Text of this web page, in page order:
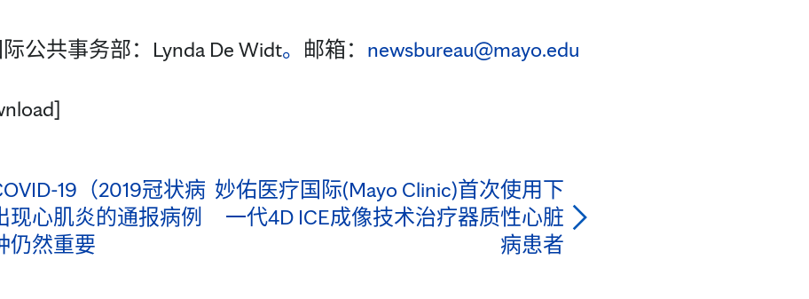
公共事务部：Lynda De Widt。 邮箱： newsbureau@mayo.edu
19（2019冠状病
现心肌炎的通报病例
仍然重要
妙佑医疗国际(Mayo Clinic)首次使用下
一代4D ICE成像技术治疗器质性心脏
病患者